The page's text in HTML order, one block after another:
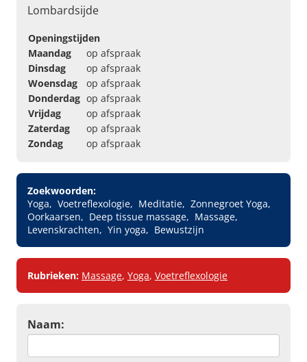
Lombardsijde
Openingstijden
Maandag
op afspraak
Dinsdag
op afspraak
Woensdag
op afspraak
Donderdag op afspraak
Vrijdag
op afspraak
Zaterdag
op afspraak
Zondag
op afspraak
Zoekwoorden:
Yoga
Voetreflexologie Meditatie
Zonnegroet Yoga
Oorkaarsen
Deep tissue massage
Massage
Levenskrachten
Yin yoga Bewustzijn
Rubrieken: Massage, Yoga, Voetreflexologie
Naam: